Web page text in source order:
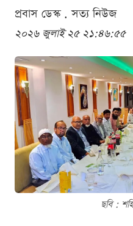
প্রবাস ডেস্ক . সত্য নিউজ
২০২৬ জুলাই ২৫ ২১:৪৬:৫৫
ছবি :